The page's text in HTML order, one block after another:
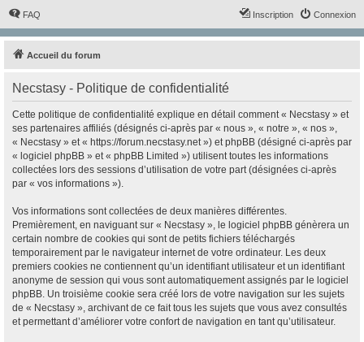
FAQ Connexion
Inscription
Accueil du forum
Necstasy - Politique de confidentialité
Cette politique de confidentialité explique en détail comment « Necstasy » et
ses partenaires affiliés (désignés ci-après par « nous », « notre », « nos »,
« Necstasy » et « https://forum.necstasy.net ») et phpBB (désigné ci-après par
« logiciel phpBB » et « phpBB Limited ») utilisent toutes les informations
collectées lors des sessions d’utilisation de votre part (désignées ci-après
par « vos informations »).
Vos informations sont collectées de deux manières différentes.
Premièrement, en naviguant sur « Necstasy », le logiciel phpBB génèrera un
certain nombre de cookies qui sont de petits fichiers téléchargés
temporairement par le navigateur internet de votre ordinateur. Les deux
premiers cookies ne contiennent qu’un identifiant utilisateur et un identifiant
anonyme de session qui vous sont automatiquement assignés par le logiciel
phpBB. Un troisième cookie sera créé lors de votre navigation sur les sujets
de « Necstasy », archivant de ce fait tous les sujets que vous avez consultés
et permettant d’améliorer votre confort de navigation en tant qu’utilisateur.